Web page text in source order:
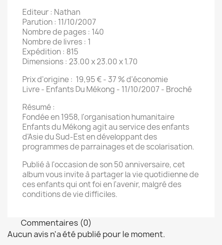
Editeur : Nathan
Parution : 11/10/2007
Nombre de pages : 140
Nombre de livres : 1
Expédition : 815
Dimensions : 23.00 x 23.00 x 1.70
Prix d'origine : 19,95 € - 37 % d'économie
Livre - Enfants Du Mékong - 11/10/2007 - Broché
Résumé :
Fondée en 1958, l'organisation humanitaire
Enfants du Mékong agit au service des enfants
d'Asie du Sud-Est en développant des
programmes de parrainages et de scolarisation.
Publié à l'occasion de son 50 anniversaire, cet
album vous invite à partager la vie quotidienne de
ces enfants qui ont foi en l'avenir, malgré des
conditions de vie difficiles.
Commentaires (0)
Aucun avis n'a été publié pour le moment.